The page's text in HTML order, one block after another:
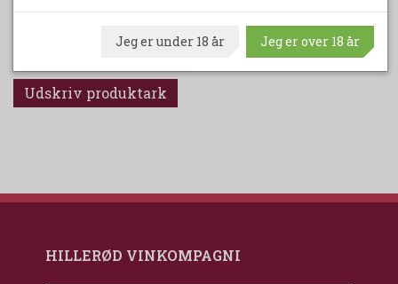
Leveres i kasser med 6 flasker à 75 cl. GODT KØB!
Udskriv produktark
HILLERØD VINKOMPAGNI
Jeg er under 18 år Jeg er over 18 år